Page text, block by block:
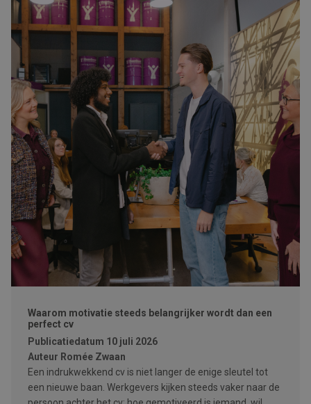
Waarom motivatie steeds belangrijker wordt dan een
perfect cv
Publicatiedatum 10 juli 2026
Auteur Romée Zwaan
Een indrukwekkend cv is niet langer de enige sleutel tot
een nieuwe baan. Werkgevers kijken steeds vaker naar de